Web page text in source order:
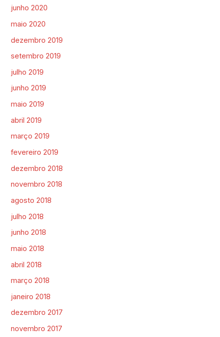
junho 2020
maio 2020
dezembro 2019
setembro 2019
julho 2019
junho 2019
maio 2019
abril 2019
março 2019
fevereiro 2019
dezembro 2018
novembro 2018
agosto 2018
julho 2018
junho 2018
maio 2018
abril 2018
março 2018
janeiro 2018
dezembro 2017
novembro 2017